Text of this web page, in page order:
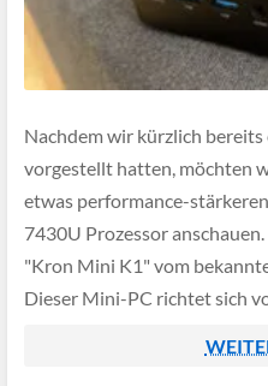
Nachdem wir kürzlich
vorgestellt hatten, möchten
etwas performance-
7430U Prozessor
"Kron Mini K1" vom
Dieser Mini-PC richtet sich